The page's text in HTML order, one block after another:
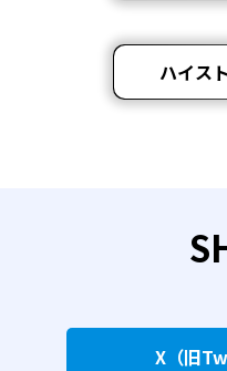
ハイス
X（旧